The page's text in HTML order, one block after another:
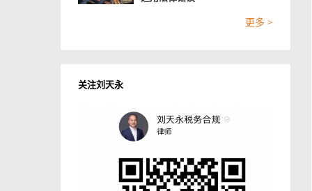
更多 >
关注刘天永